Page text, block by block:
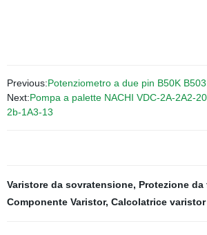
Previous:Potenziometro a due pin B50K
Next:Pompa a palette NACHI VDC-2A-2A2-
2b-1A3-13
Varistore da sovratensione, Protezione
Componente Varistor, Calcolatrice varistor